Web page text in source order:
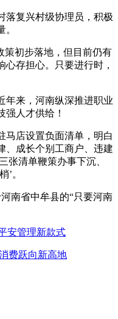
复兴村级协理员，积极
初步落地，但目前仍有
存担心。只要进行时，
来，河南纵深推进职业
强人才供给！
店设置负面清单，明白
、成长个别工商户、违建
张清单鞭策办事下沉、
’。
南省中牟县的“只要河南
安管理新款式
费跃向新高地